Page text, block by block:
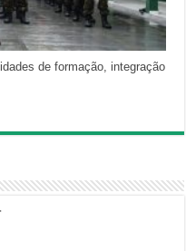
de formação, integração